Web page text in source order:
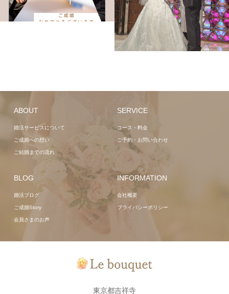
ABOUT
婚活サービスについて
ご成婚への想い
ご結婚までの流れ
SERVICE
コース・料金
ご予約・お問い合わせ
BLOG
婚活ブログ
ご成婚Story
会員さまのお声
INFORMATION
会社概要
プライバシーポリシー
東京都吉祥寺